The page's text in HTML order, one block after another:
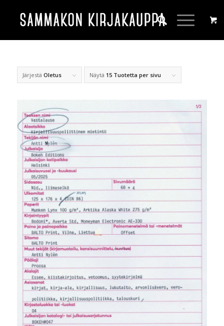
Järjestä Oletus Näytä 15 Tuotetta per sivu